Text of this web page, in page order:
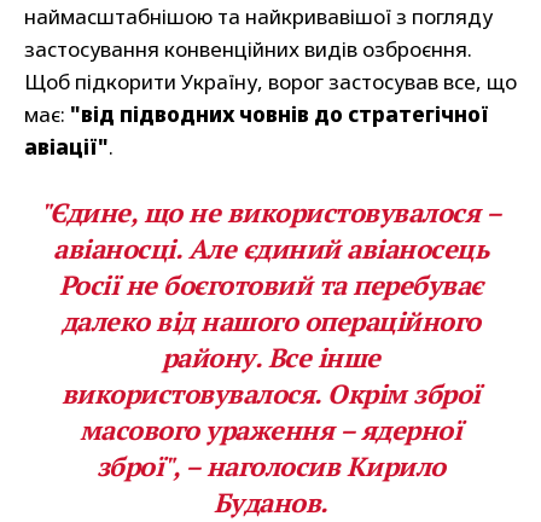
наймасштабнішою та найкривавішої з погляду
застосування конвенційних видів озброєння.
Щоб підкорити Україну, ворог застосував все, що
має: "від підводних човнів до стратегічної
авіації".
"Єдине, що не використовувалося –
авіаносці. Але єдиний авіаносець
Росії не боєготовий та перебуває
далеко від нашого операційного
району. Все інше
використовувалося. Окрім зброї
масового ураження – ядерної
зброї", – наголосив Кирило
Буданов.